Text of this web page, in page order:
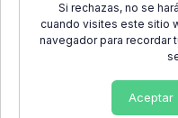
Si rechazas, no se
cuando visites este sitio
navegador para recordar
Aceptar